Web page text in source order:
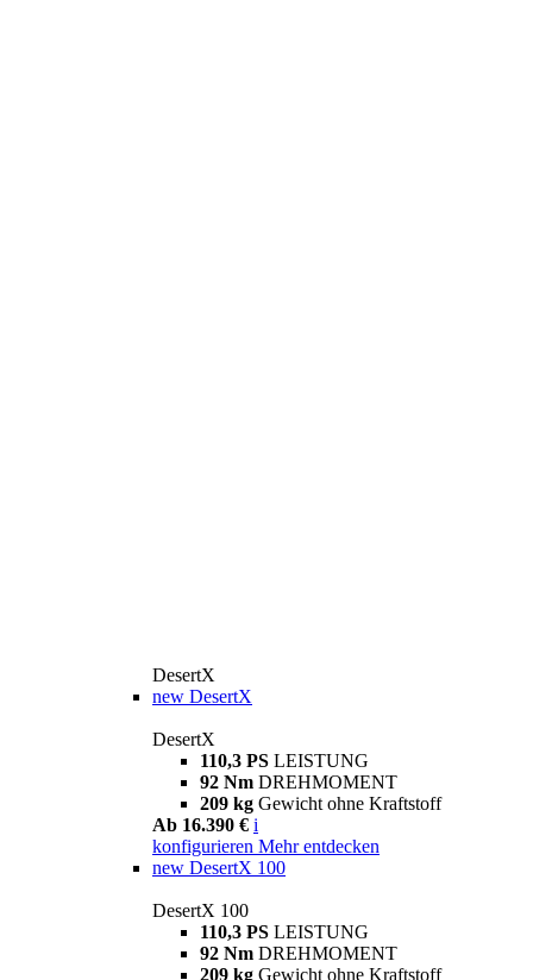
DesertX
new DesertX
DesertX
110,3 PS LEISTUNG
92 Nm DREHMOMENT
209 kg Gewicht ohne Kraftstoff
Ab 16.390 € i
konfigurieren Mehr entdecken
new DesertX 100
DesertX 100
110,3 PS LEISTUNG
92 Nm DREHMOMENT
209 kg Gewicht ohne Kraftstoff